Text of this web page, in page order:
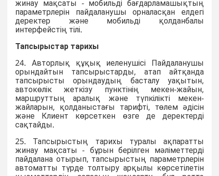
жинау мақсаты - мобильді бағдарламашықтың
параметрлерін пайдаланушы орналасқан елдегі
деректер және мобильді қолданбалы
интерфейстің тілі.
Тапсырыстар тарихы
24. Авторлық құқық иеленушісі Пайдаланушы
орындайтын тапсырыстарды, атап айтқанда
тапсырысты орындаудың басталу уақытын,
автокөлік жеткізу пунктінің мекен-жайын,
маршруттың аралық және түпкілікті мекен-
жайларын, қолданыстағы тарифті, төлем әдісін
және Клиент көрсеткен өзге де деректерді
сақтайды.
25. Тапсырыстың тарихы туралы ақпаратты
жинау мақсаты - бұрын берілген мәліметтерді
пайдалана отырып, тапсырыстың параметрлерін
автоматты түрде толтыру арқылы көрсетілетін